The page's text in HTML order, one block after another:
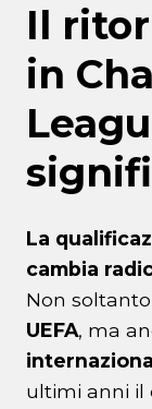
Il
in
La
cambia
Non
UEFA, ma
ultimi anni il